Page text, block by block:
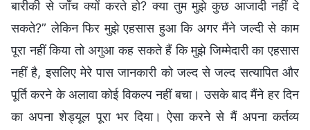
बारीकी से जाँच क्यों करते हो? क्या तुम मुझे कुछ आजादी नहीं दे
सकते?” लेकिन फिर मुझे एहसास हुआ कि अगर मैंने जल्दी से काम
पूरा नहीं किया तो अगुआ कह सकते हैं कि मुझे जिम्मेदारी का एहसास
नहीं है, इसलिए मेरे पास जानकारी को जल्द से जल्द सत्यापित और
पूर्ति करने के अलावा कोई विकल्प नहीं बचा। उसके बाद मैंने हर दिन
का अपना शेड्यूल पूरा भर दिया। ऐसा करने से मैं अपना कर्तव्य